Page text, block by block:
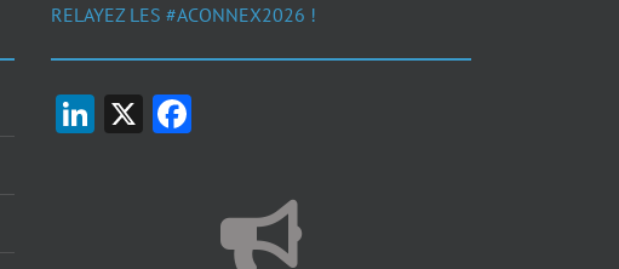
RELAYEZ LES #ACONNEX2026 !
LinkedIn
X